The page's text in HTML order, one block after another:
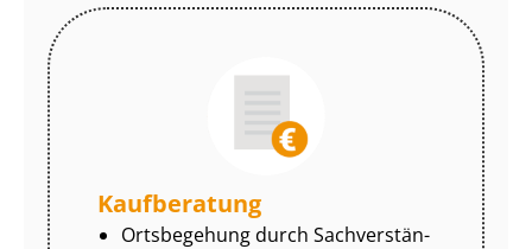
Kaufberatung
Ortsbegehung durch Sach­ver­stän­